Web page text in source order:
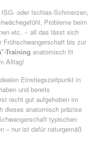
oder Ischias-Schmerzen,
Probleme beim
etc. − all das lässt sich
Frühschwangerschaft bis zur
®-Training anatomisch fit
Alltag!
Einstiegszeitpunkt in
und bereits
recht gut aufgehoben im
dieses anatomisch präzise
typischen
– nur ist dafür naturgemäß